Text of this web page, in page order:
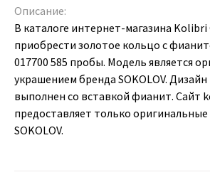
Описание:
В каталоге интернет-магазина
приобрести золотое кольцо с
017700 585 пробы. Модель является
украшением бренда SOKOLOV. Дизайн
выполнен со вставкой фианит. Сайт
предоставляет только
SOKOLOV.